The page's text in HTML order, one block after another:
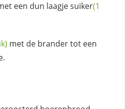
een dun laagjesuiker(1
met de brander tot een